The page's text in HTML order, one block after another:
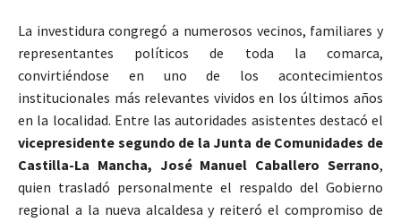
La investidura congregó a numerosos vecinos, familiares y
representantes políticos de toda la comarca,
convirtiéndose en uno de los acontecimientos
institucionales más relevantes vividos en los últimos años
en la localidad. Entre las autoridades asistentes destacó el
vicepresidente segundo de la Junta de Comunidades de
Castilla-La Mancha, José Manuel Caballero Serrano,
quien trasladó personalmente el respaldo del Gobierno
regional a la nueva alcaldesa y reiteró el compromiso de